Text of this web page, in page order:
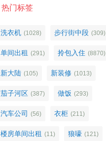
热门标签
洗衣机 (1028) 步行街中段 (309)
单间出租 (291) 拎包入住 (8870)
新大陆 (105) 新装修 (1013)
茄子河区 (387) 做饭 (293)
汽车公司 (56) 衣柜 (211)
楼房单间出租 (11) 狼嚎 (121)